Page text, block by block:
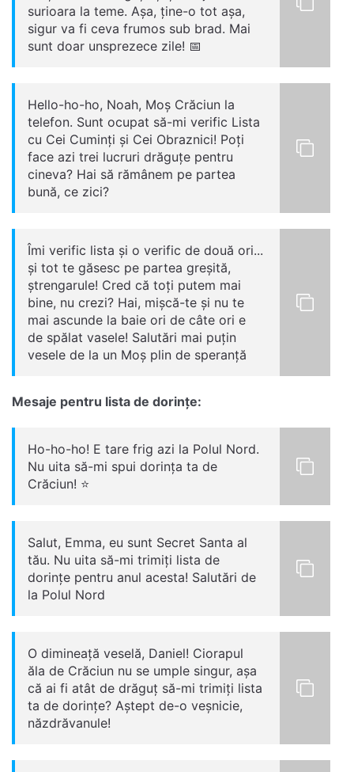
surioara la teme. Așa, ține-o tot așa,
sigur va fi ceva frumos sub brad. Mai
sunt doar unsprezece zile! 📅
Hello-ho-ho, Noah, Moș Crăciun la
telefon. Sunt ocupat să-mi verific Lista
cu Cei Cuminți și Cei Obraznici! Poți
face azi trei lucruri drăguțe pentru
cineva? Hai să rămânem pe partea
bună, ce zici?
Îmi verific lista și o verific de două ori...
și tot te găsesc pe partea greșită,
ștrengarule! Cred că toți putem mai
bine, nu crezi? Hai, mișcă-te și nu te
mai ascunde la baie ori de câte ori e
de spălat vasele! Salutări mai puțin
vesele de la un Moș plin de speranță
Mesaje pentru lista de dorințe:
Ho-ho-ho! E tare frig azi la Polul Nord.
Nu uita să-mi spui dorința ta de
Crăciun! ⭐
Salut, Emma, eu sunt Secret Santa al
tău. Nu uita să-mi trimiți lista de
dorințe pentru anul acesta! Salutări de
la Polul Nord
O dimineață veselă, Daniel! Ciorapul
ăla de Crăciun nu se umple singur, așa
că ai fi atât de drăguț să-mi trimiți lista
ta de dorințe? Aștept de-o veșnicie,
năzdrăvanule!